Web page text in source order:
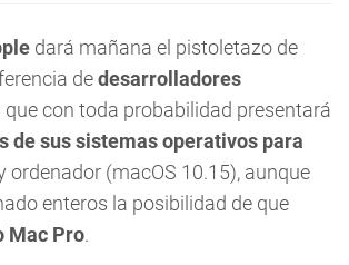
dará mañana el pistoletazo de
dedesarrolladores
que con toda probabilidad presentará
de sus sistemas operativos para
ordenador (macOS 10.15), aunque
enteros la posibilidad de que
Mac Pro.